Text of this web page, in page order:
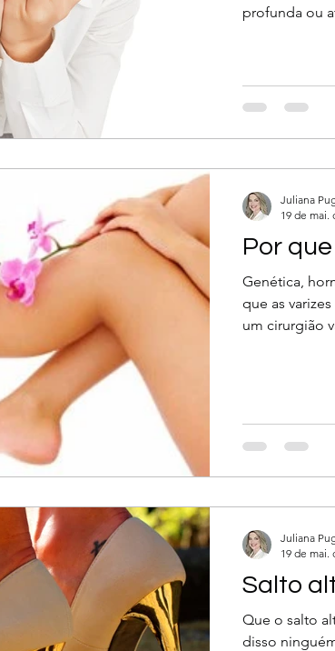
profunda ou
Por
Genética,
que as
um cirurgião
Juliana
19 de mai.
Salto
Que o salto
disso
Juliana
19 de mai.